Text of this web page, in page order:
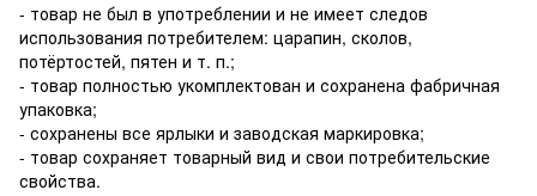
- товар не был в употреблении и не имеет следов
использования потребителем: царапин, сколов,
потёртостей, пятен и т. п.;
- товар полностью укомплектован и сохранена фабричная
упаковка;
- сохранены все ярлыки и заводская маркировка;
- товар сохраняет товарный вид и свои потребительские
свойства.